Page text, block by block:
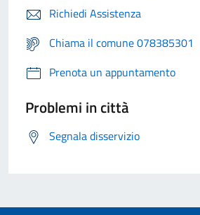
Richiedi Assistenza
Chiama il comune 078385301
Prenota un appuntamento
Problemi in città
Segnala disservizio